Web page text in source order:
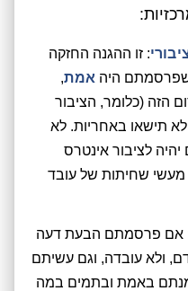
: זו ההגנה החזקה
היה אמת,
הזה (כלומר, הציבור
תישאו באחריות. לא
לציבור אינטרס
שחיתות של עובד
אם פרסמתם הבעת דעה
ולא עובדה, וגם עשיתם
באמת ובתמים במה